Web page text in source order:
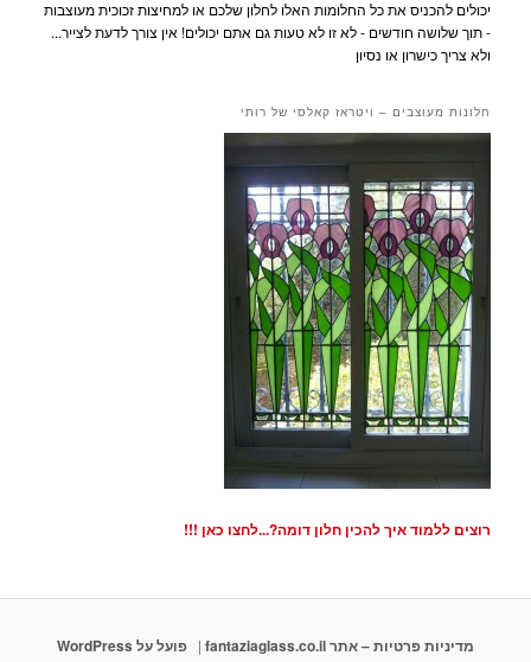
יכולים להכניס את כל החלומות האלו לחלון שלכם או למחיצות זכוכית מעוצבות
- תוך שלושה חודשים - לא זו לא טעות גם אתם יכולים! אין צורך לדעת לצייר...
ולא צריך כישרון או נסיון
חלונות מעוצבים – ויטראז קאלסי של רותי
רוצים ללמוד איך להכין חלון דומה?...לחצו כאן !!!
מדיניות פרטיות – אתר fantaziaglass.co.il פועל על WordPress